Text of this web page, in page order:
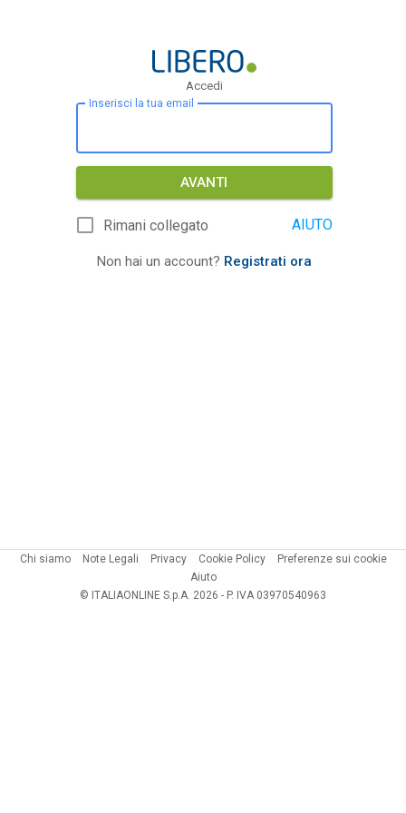
Accedi
Inserisci la tua email
AVANTI
Rimani collegato AIUTO
Non hai un account? Registrati ora
Chi siamo Note Legali Privacy Cookie Policy
Preferenze sui cookie
Aiuto
© ITALIAONLINE S.p.A. 2026 - P. IVA 03970540963